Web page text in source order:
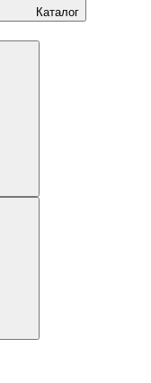
Каталог